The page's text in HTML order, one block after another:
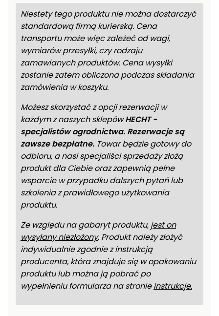
Niestety tego produktu nie można dostarczyć
standardową firmą kurierską. Cena
transportu może więc zależeć od wagi,
wymiarów przesyłki, czy rodzaju
zamawianych produktów. Cena wysyłki
zostanie zatem obliczona podczas składania
zamówienia w koszyku.
Możesz skorzystać z opcji rezerwacji w
każdym z naszych sklepówHECHT -
specjalistów ogrodnictwa. Rezerwacje są
zawsze bezpłatne. Towar będzie gotowy do
odbioru, a nasi specjaliści sprzedaży złożą
produkt dla Ciebie oraz zapewnią pełne
wsparcie w przypadku dalszych pytań lub
szkolenia z prawidłowego użytkowania
produktu.
Ze względu na gabaryt produktu, jest on
wysyłany niezłożony. Produkt należy złożyć
indywidualnie zgodnie z instrukcją
producenta, która znajduje się w opakowaniu
produktu lub można ją pobrać po
wypełnieniu formularza na stronieinstrukcje.